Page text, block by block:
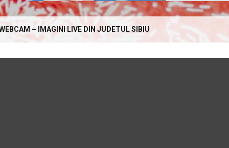
– IMAGINI LIVE DIN JUDETUL SIBIU